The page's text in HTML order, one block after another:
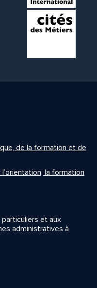
de la formation et de
la formation
et aux
administratives à